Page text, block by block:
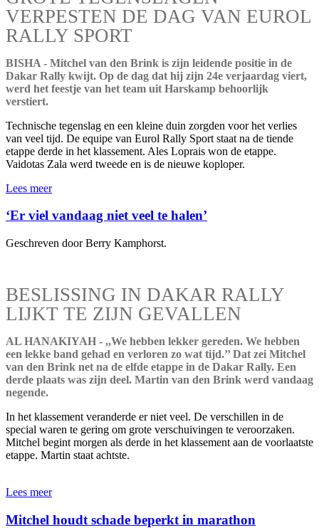
VERPESTEN DE DAG VAN EUROL
RALLY SPORT
BISHA - Mitchel van den Brink is zijn leidende positie in de
Dakar Rally kwijt. Op de dag dat hij zijn 24e verjaardag viert,
werd het feestje van het team uit Harskamp behoorlijk
verstiert.
Technische tegenslag en een kleine duin zorgden voor het verlies
van veel tijd. De equipe van Eurol Rally Sport staat na de tiende
etappe derde in het klassement. Ales Loprais won de etappe.
Vaidotas Zala werd tweede en is de nieuwe koploper.
Lees meer
‘Er viel vandaag niet veel te halen’
Geschreven door Berry Kamphorst.
BESLISSING IN DAKAR RALLY
LIJKT TE ZIJN GEVALLEN
AL HANAKIYAH - ,,We hebben lekker gereden. We hebben
een lekke band gehad en verloren zo wat tijd.’’ Dat zei Mitchel
van den Brink net na de elfde etappe in de Dakar Rally. Een
derde plaats was zijn deel. Martin van den Brink werd vandaag
negende.
In het klassement veranderde er niet veel. De verschillen in de
special waren te gering om grote verschuivingen te veroorzaken.
Mitchel begint morgen als derde in het klassement aan de voorlaatste
etappe. Martin staat achtste.
Lees meer
Mitchel houdt schade beperkt in marathon